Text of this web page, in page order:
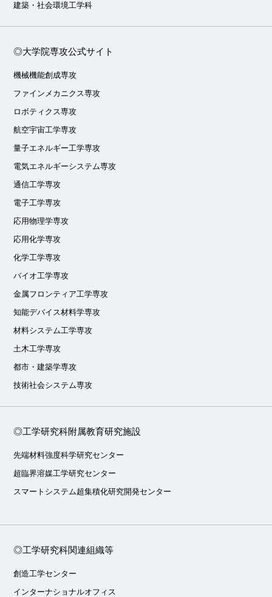
建築・社会環境工学科
◎大学院専攻公式サイト
機械機能創成専攻
ファインメカニクス専攻
ロボティクス専攻
航空宇宙工学専攻
量子エネルギー工学専攻
電気エネルギーシステム専攻
通信工学専攻
電子工学専攻
応用物理学専攻
応用化学専攻
化学工学専攻
バイオ工学専攻
金属フロンティア工学専攻
知能デバイス材料学専攻
材料システム工学専攻
土木工学専攻
都市・建築学専攻
技術社会システム専攻
◎工学研究科附属教育研究施設
先端材料強度科学研究センター
超臨界溶媒工学研究センター
スマートシステム超集積化研究開発センター
◎工学研究科関連組織等
創造工学センター
インターナショナルオフィス